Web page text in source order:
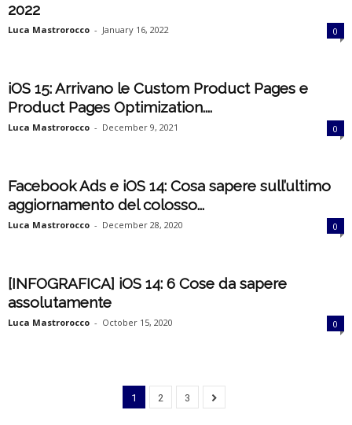
2022
Luca Mastrorocco - January 16, 2022 0
iOS 15: Arrivano le Custom Product Pages e
Product Pages Optimization....
Luca Mastrorocco - December 9, 2021 0
Facebook Ads e iOS 14: Cosa sapere sull’ultimo
aggiornamento del colosso...
Luca Mastrorocco - December 28, 2020 0
[INFOGRAFICA] iOS 14: 6 Cose da sapere
assolutamente
Luca Mastrorocco - October 15, 2020 0
1 2 3